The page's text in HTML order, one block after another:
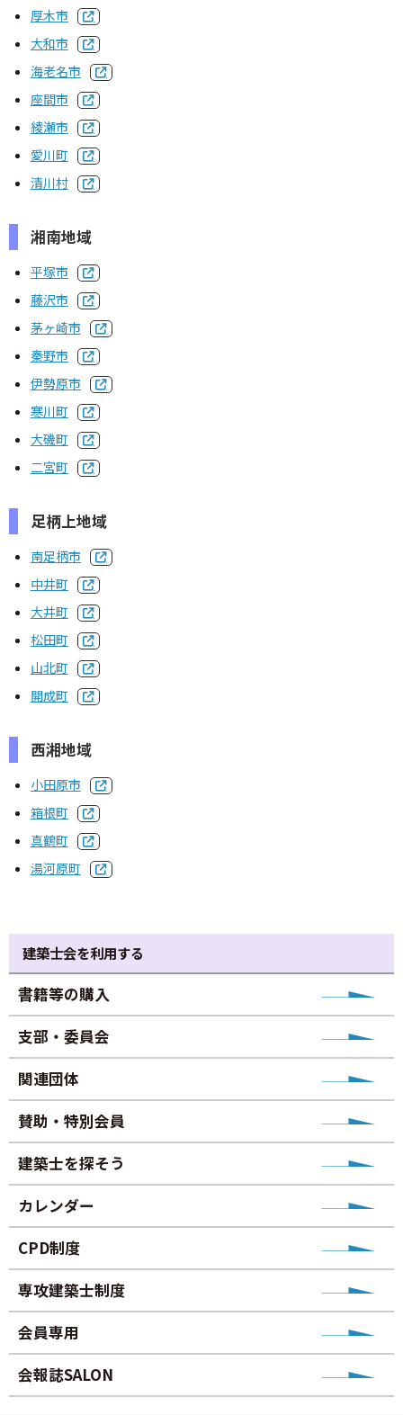
厚木市
大和市
海老名市
座間市
綾瀬市
愛川町
清川村
湘南地域
平塚市
藤沢市
茅ヶ崎市
秦野市
伊勢原市
寒川町
大磯町
二宮町
足柄上地域
南足柄市
中井町
大井町
松田町
山北町
開成町
西湘地域
小田原市
箱根町
真鶴町
湯河原町
建築士会を利用する
書籍等の購⼊
⽀部・委員会
関連団体
賛助・特別会員
建築士を探そう
カレンダー
CPD制度
専攻建築士制度
会員専用
会報誌SALON